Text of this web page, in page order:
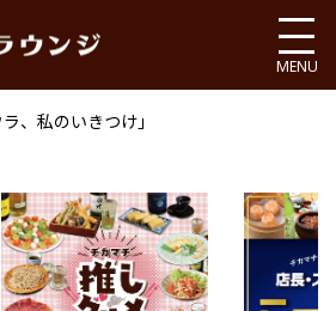
チカマチラウンジ
MENU